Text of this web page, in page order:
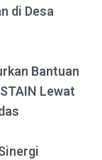
di Desa
Bantuan
Lewat